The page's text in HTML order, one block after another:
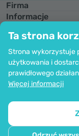
Ta strona
Strona wykorzystuje
użytkowania i
prawidłowego
Więcej informacji
Firma
Informacje
Pomoc i
Możliwość opłaty kartą.
kodowanie SSl.
Mapa strony